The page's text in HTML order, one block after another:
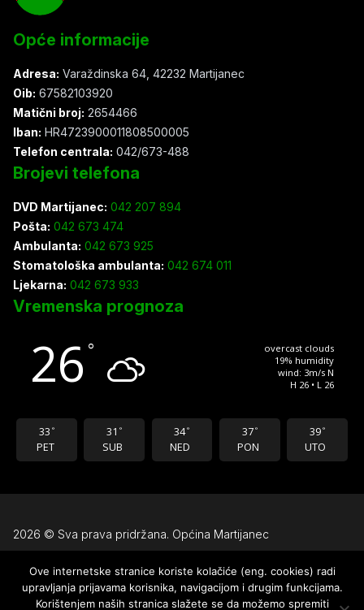
Opće informacije
Adresa: Varaždinska 64, 42232 Martijanec
Oib: 67582103920
Matični broj: 2654466
Iban: HR4723900011808500005
Telefon centrala: 042/673-488
Brojevi telefona
DVD Martijanec: 042 207 894
Pošta: 042 673 474
Ambulanta: 042 673 925
Stomatološka ambulanta: 042 674 011
Ljekarna: 042 673 933
Vremenska prognoza
26 °
overcast clouds
19% humidity
wind: 3m/s N
H 26 • L 26
33 °
PET
31 °
SUB
34 °
NED
37 °
PON
39 °
UTO
2026 © Sva prava pridržana. Općina Martijanec
Uvjeti korištenja
Pravila privatnosti
Ove internetske stranice koriste kolačiće (eng. cookies) radi
upravljanja prijavama korisnika, navigacijom i drugim funkcijama.
Korištenjem naših stranica slažete se da možemo spremiti